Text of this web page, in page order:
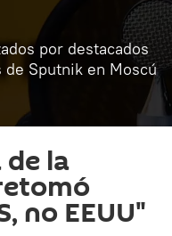
por destacados
Sputnik en Moscú
de la
no EEUU"